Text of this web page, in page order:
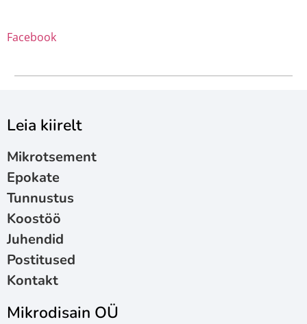
Facebook
Leia kiirelt
Mikrotsement
Epokate
Tunnustus
Koostöö
Juhendid
Postitused
Kontakt
Mikrodisain OÜ